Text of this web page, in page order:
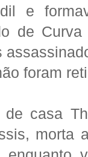
e
de
foram
de casa
morta